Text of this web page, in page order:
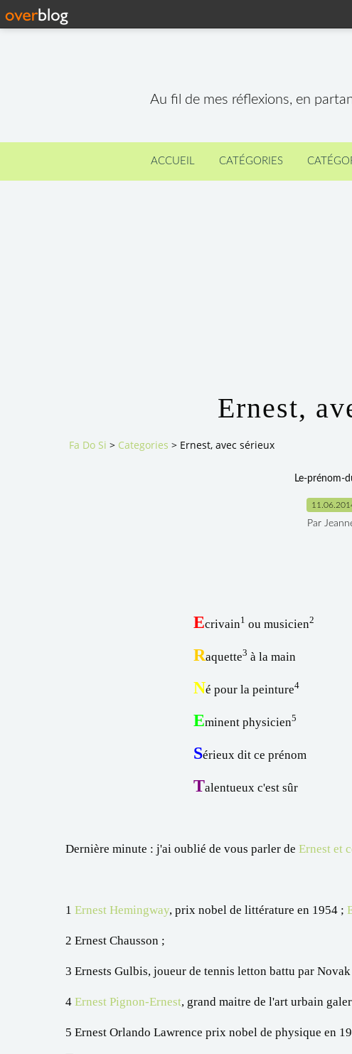
Au fil de mes réflexions, en
ACCUEIL CATÉGORIES
Ernest,
Fa Do Si > Categories > Ernest, avec sérieux
Le-prénom-
Par
Ecrivain1 ou musicien2
Raquette3 à la main
Né pour la peinture4
Eminent physicien5
Sérieux dit ce prénom
Talentueux c'est sûr
Dernière minute : j'ai oublié de vous parler de Ernest et
1 Ernest Hemingway, prix nobel de littérature en 1954 ;
2 Ernest Chausson ;
3 Ernests Gulbis, joueur de tennis letton battu par
4 Ernest Pignon-Ernest, grand maitre de l'art urbain
5 Ernest Orlando Lawrence prix nobel de physique en